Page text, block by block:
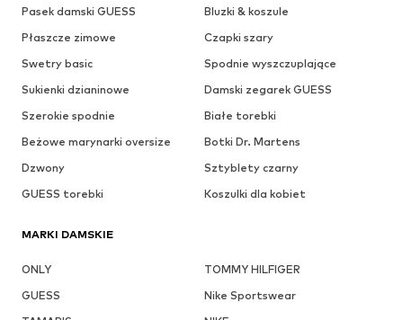
Pasek damski GUESS
Bluzki & koszule
Płaszcze zimowe
Czapki szary
Swetry basic
Spodnie wyszczuplające
Sukienki dzianinowe
Damski zegarek GUESS
Szerokie spodnie
Białe torebki
Beżowe marynarki oversize
Botki Dr. Martens
Dzwony
Sztyblety czarny
GUESS torebki
Koszulki dla kobiet
MARKI DAMSKIE
ONLY
TOMMY HILFIGER
GUESS
Nike Sportswear